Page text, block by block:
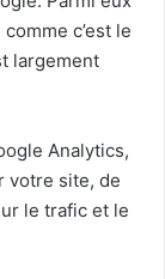
c’est le
largement
Analytics,
votre site, de
le trafic et le